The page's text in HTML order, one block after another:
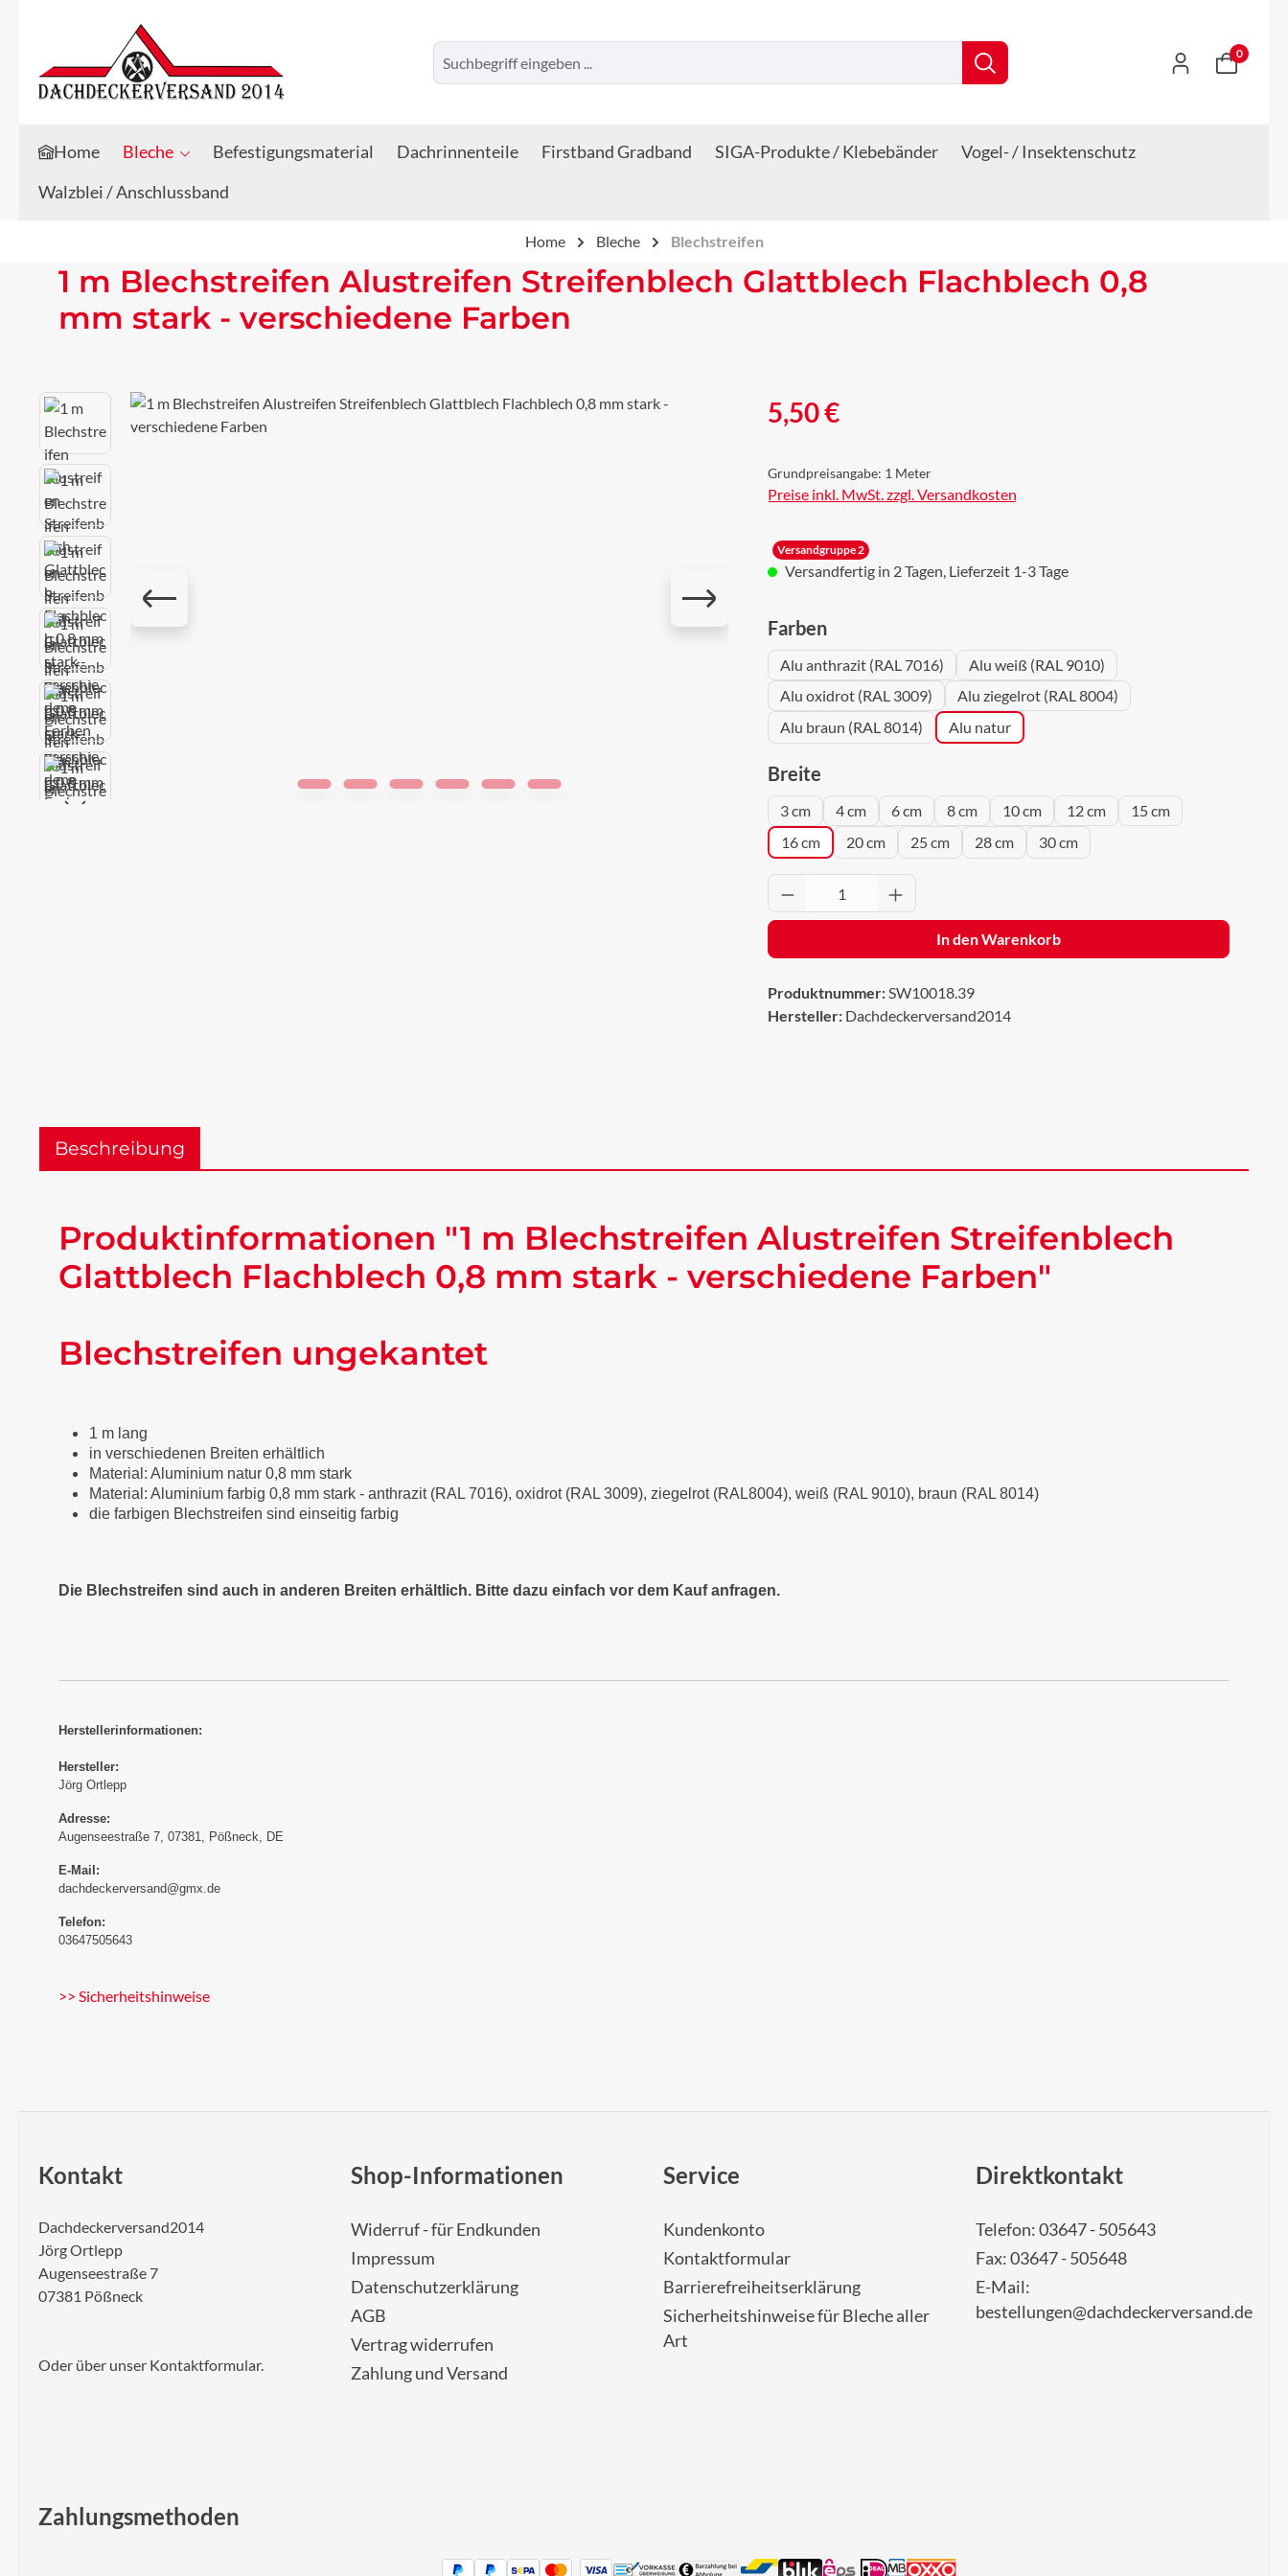
Zum Hauptinhalt springen
Zur Suche springen
0
Home Bleche Befestigungsmaterial Dachrinnenteile Firstband Gradband SIGA-Produkte / Klebebänder
Vogel- / Insektenschutz
Walzblei / Anschlussband
Home Bleche Blechstreifen
1 m Blechstreifen Alustreifen Streifenblech Glattblech Flachblech 0,8
mm stark - verschiedene Farben
Bildergalerie überspringen Regulärer Preis:
5,50 €
Grundpreisangabe: 1 Meter
Preise inkl. MwSt. zzgl. Versandkosten
Versandgruppe 2
Versandfertig in 2 Tagen, Lieferzeit 1-3 Tage
Farbenauswählen
Alu anthrazit (RAL 7016)
Alu weiß (RAL 9010)
Alu oxidrot (RAL 3009)
Alu ziegelrot (RAL 8004)
Alu braun (RAL 8014)
Alu natur
Breiteauswählen
3 cm 4 cm 6 cm 8 cm 10 cm 12 cm
15 cm
16 cm
20 cm 25 cm 28 cm 30 cm
Produkt Anzahl: Gib den gewünschten Wert ein
In den Warenkorb
Produktnummer:SW10018.39
Hersteller: Dachdeckerversand2014
Beschreibung
Produktinformationen "1 m Blechstreifen Alustreifen Streifenblech
Glattblech Flachblech 0,8 mm stark - verschiedene Farben"
Blechstreifen ungekantet
1 m lang
in verschiedenen Breiten erhältlich
Material: Aluminium natur 0,8 mm stark
Material: Aluminium farbig 0,8 mm stark - anthrazit (RAL 7016), oxidrot (RAL 3009), ziegelrot (RAL8004), weiß (RAL 9010), braun (RAL 8014)
die farbigen Blechstreifen sind einseitig farbig
Die Blechstreifen sind auch in anderen Breiten erhältlich. Bitte dazu einfach vor dem Kauf anfragen.
Herstellerinformationen:
Hersteller:
Jörg Ortlepp
Adresse:
Augenseestraße 7, 07381, Pößneck, DE
E-Mail:
dachdeckerversand@gmx.de
Telefon:
03647505643
>> Sicherheitshinweise
Kontakt
Dachdeckerversand2014
Jörg Ortlepp
Augenseestraße 7
07381 Pößneck
Oder über unser Kontaktformular.
Shop-Informationen
Widerruf - für Endkunden
Impressum
Datenschutzerklärung
AGB
Vertrag widerrufen
Zahlung und Versand
Service
Kundenkonto
Kontaktformular
Barrierefreiheitserklärung
Sicherheitshinweise für Bleche aller
Art
Direktkontakt
Telefon: 03647 - 505643
Fax: 03647 - 505648
E-Mail:
bestellungen@dachdeckerversand.de
Zahlungsmethoden